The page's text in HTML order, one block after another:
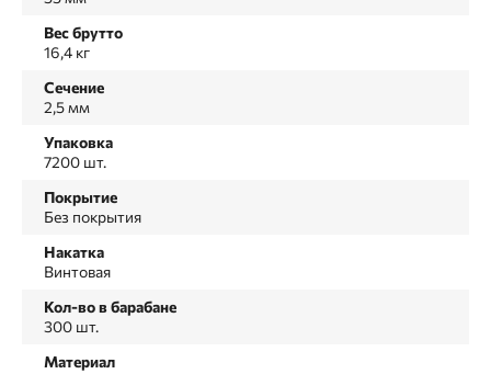
Вес брутто
16,4 кг
Сечение
2,5 мм
Упаковка
7200 шт.
Покрытие
Без покрытия
Накатка
Винтовая
Кол-во в барабане
300 шт.
Материал